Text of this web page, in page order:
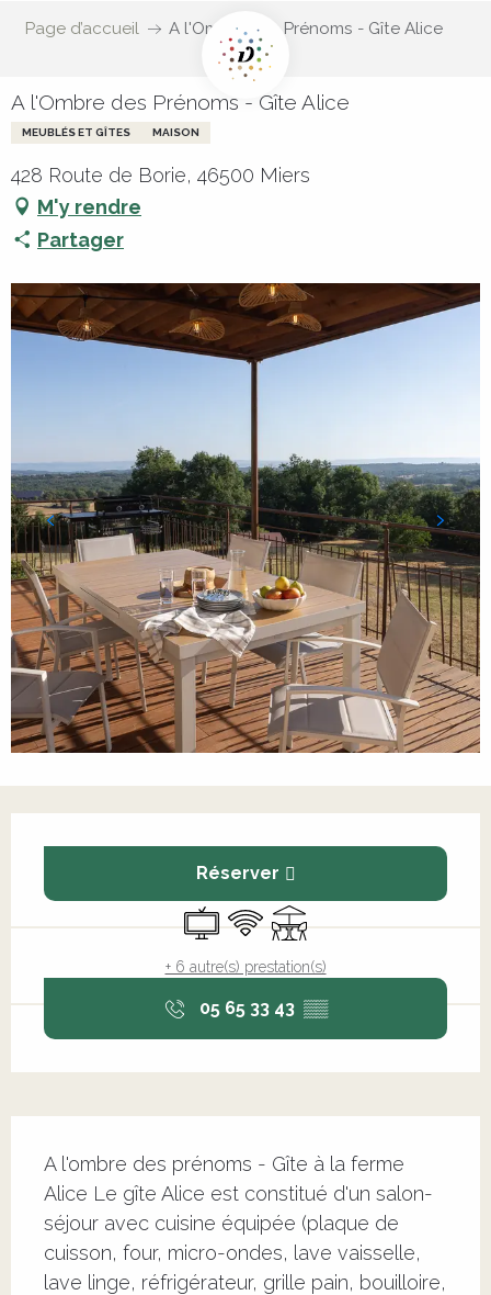
Page d’accueil A l'Ombre des Prénoms - Gîte Alice
A l'Ombre des Prénoms - Gîte Alice
MEUBLÉS ET GÎTES MAISON
428 Route de Borie, 46500 Miers
M'y rendre
Partager
Réserver
Télévision
WiFi Terrasse
+ 6 autre(s) prestation(s)
05 65 33 43 ▒▒
A l'ombre des prénoms - Gîte à la ferme
Alice Le gîte Alice est constitué d'un salon-
séjour avec cuisine équipée (plaque de
cuisson, four, micro-ondes, lave vaisselle,
lave linge, réfrigérateur, grille pain, bouilloire,